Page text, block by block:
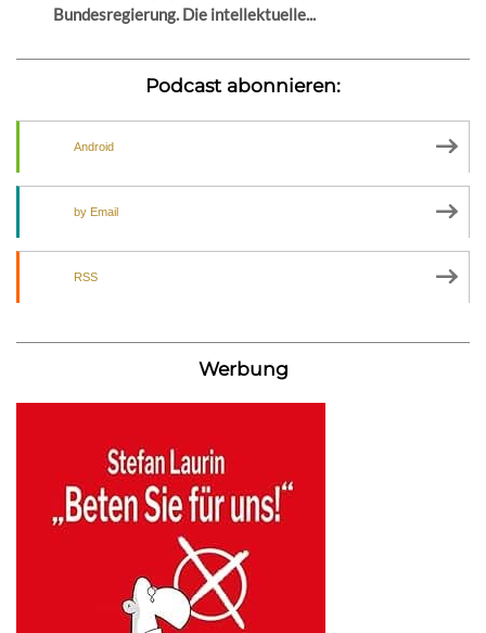
Bundesregierung. Die intellektuelle...
Podcast abonnieren:
Android
by Email
RSS
Werbung